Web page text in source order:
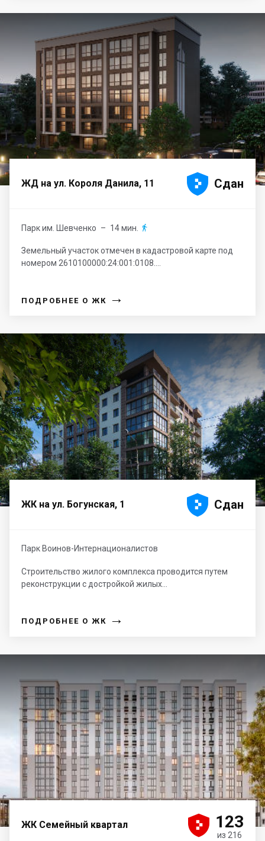
ЖД на ул. Короля Данила, 11 



 Сдан
Парк им. Шевченко – 14 мин. 
Земельный участок отмечен в кадастровой карте под
номером 2610100000:24:001:0108....
ПОДРОБНЕЕ О ЖК →
ЖК на ул. Богунская, 1 



 Сдан
Парк Воинов-Интернационалистов
Строительство жилого комплекса проводится путем
реконструкции с достройкой жилых...
ПОДРОБНЕЕ О ЖК →
ЖК Семейный квартал 



 123
из 216